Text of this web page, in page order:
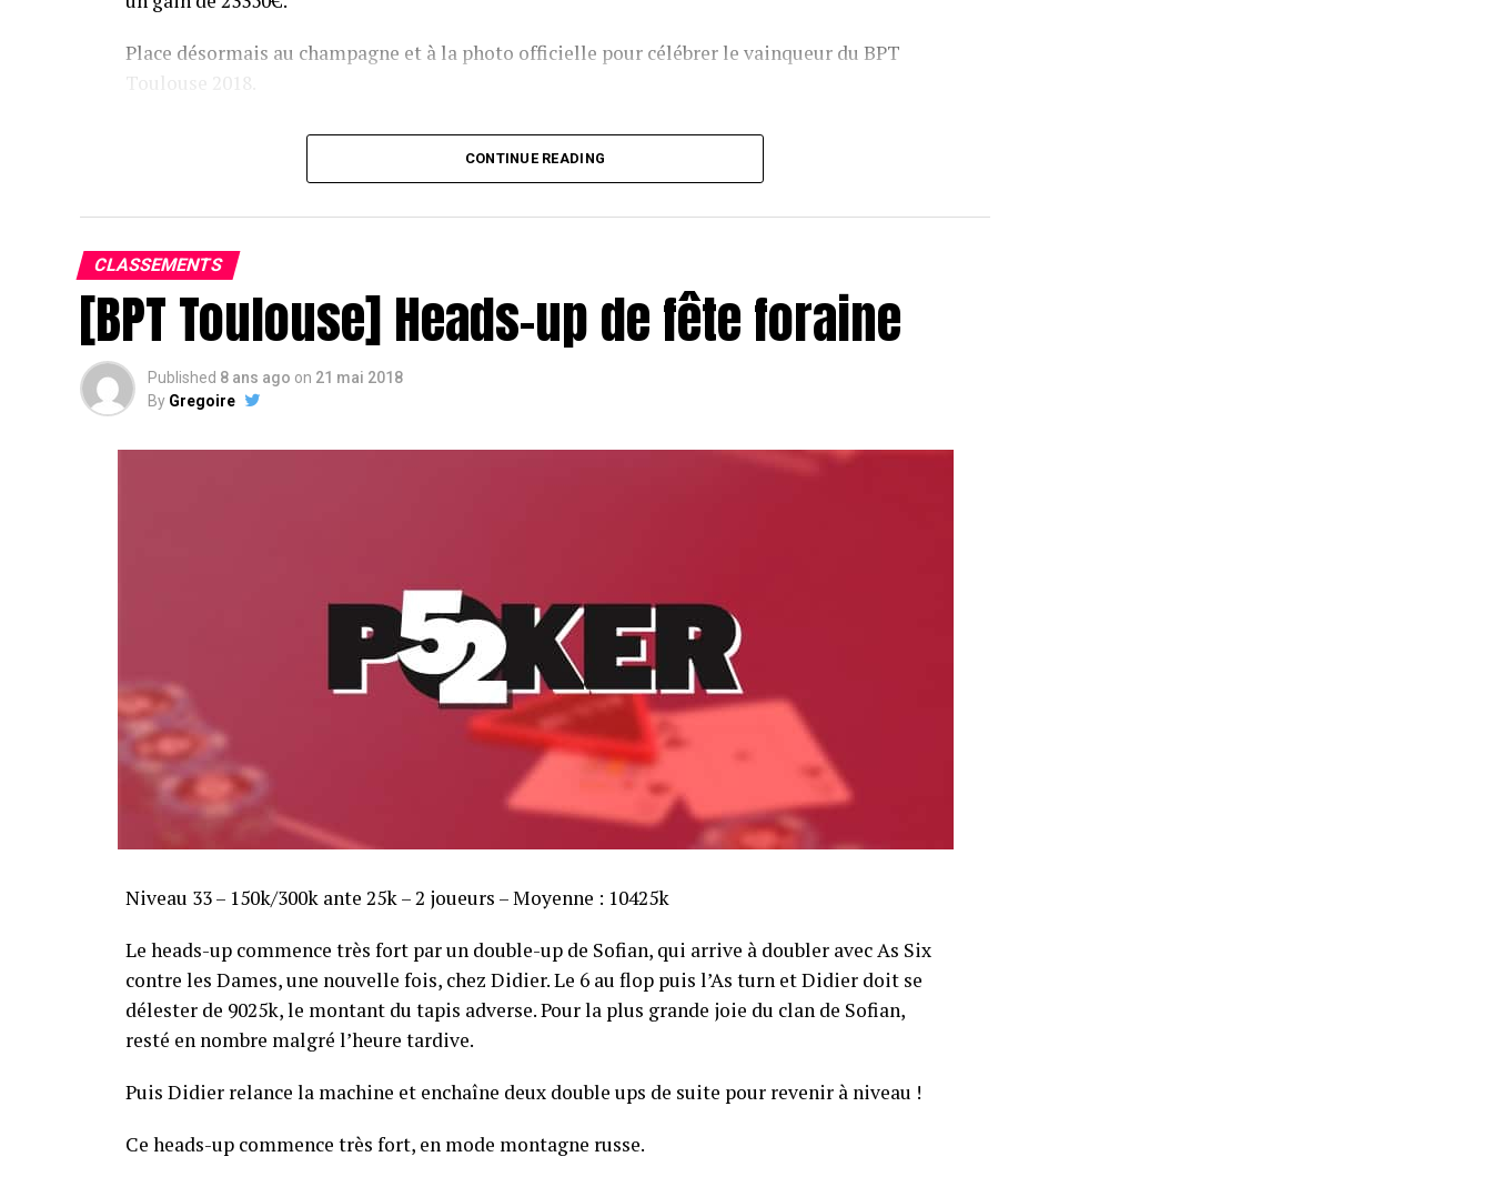
Place désormais au champagne et à la photo officielle pour célébrer le vainqueur du BPT
Toulouse 2018.
Assis devant une tonne, Sofian remporte le trophée du BPT Toulouse 2018, en costaud !
Sofian Benaissa, vainqueur bien entouré !
CONTINUE READING
CLASSEMENTS
[BPT Toulouse] Heads-up de fête foraine
Published 8 ans ago on 21 mai 2018
By Gregoire
Niveau 33 – 150k/300k ante 25k – 2 joueurs – Moyenne : 10425k
Le heads-up commence très fort par un double-up de Sofian, qui arrive à doubler avec As Six
contre les Dames, une nouvelle fois, chez Didier. Le 6 au flop puis l’As turn et Didier doit se
délester de 9025k, le montant du tapis adverse. Pour la plus grande joie du clan de Sofian,
resté en nombre malgré l’heure tardive.
Puis Didier relance la machine et enchaîne deux double ups de suite pour revenir à niveau !
Ce heads-up commence très fort, en mode montagne russe.